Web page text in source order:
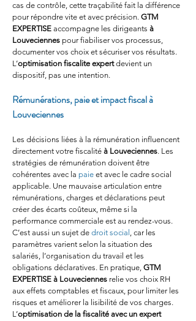
cas de contrôle, cette traçabilité fait la différence
pour répondre vite et avec précision. GTM
EXPERTISE accompagne les dirigeants à
Louveciennes pour fiabiliser vos processus,
documenter vos choix et sécuriser vos résultats.
L’optimisation fiscalite expert devient un
dispositif, pas une intention.
Rémunérations, paie et impact fiscal à
Louveciennes
Les décisions liées à la rémunération influencent
directement votre fiscalité à Louveciennes. Les
stratégies de rémunération doivent être
cohérentes avec la paie et avec le cadre social
applicable. Une mauvaise articulation entre
rémunérations, charges et déclarations peut
créer des écarts coûteux, même si la
performance commerciale est au rendez-vous.
C’est aussi un sujet de droit social , car les
paramètres varient selon la situation des
salariés, l’organisation du travail et les
obligations déclaratives. En pratique, GTM
EXPERTISE à Louveciennes relie vos choix RH
aux effets comptables et fiscaux, pour limiter les
risques et améliorer la lisibilité de vos charges.
L’optimisation de la fiscalité avec un expert